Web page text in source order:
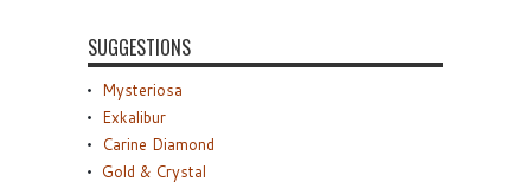
SUGGESTIONS
Mysteriosa
Exkalibur
Carine Diamond
Gold & Crystal